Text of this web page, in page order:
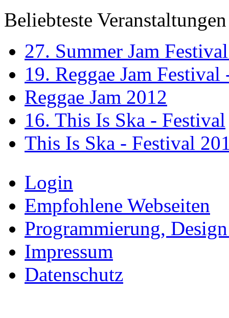
Beliebteste Veranstaltungen
27. Summer Jam
19. Reggae Jam
Reggae Jam 2012
16. This Is Ska - Festival
This Is Ska - Festival
Login
Empfohlene Webseiten
Programmierung,
Impressum
Datenschutz